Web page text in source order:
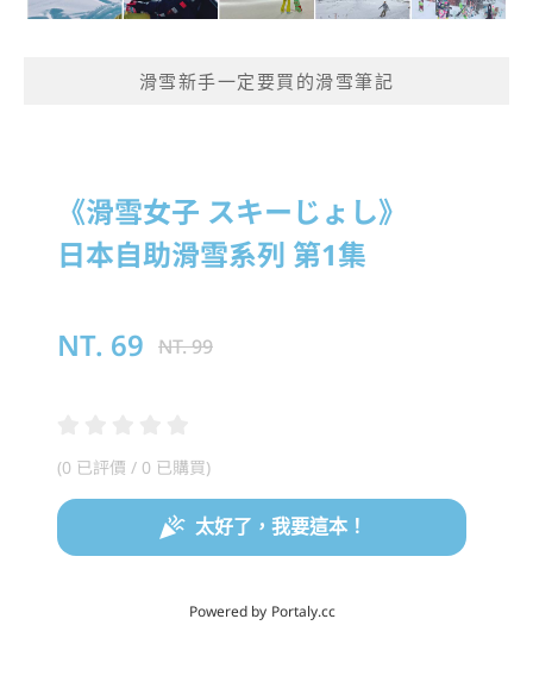
滑雪新手一定要買的滑雪筆記